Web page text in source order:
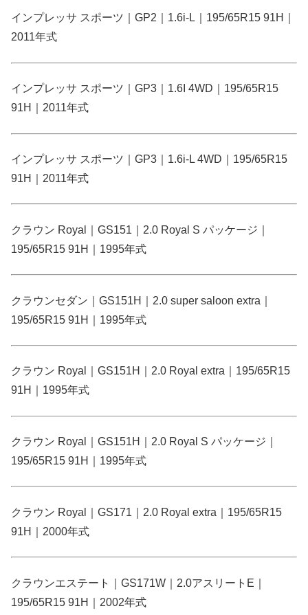
インプレッサ スポーツ｜GP2｜1.6i-L｜195/65R15 91H｜
2011年式
インプレッサ スポーツ｜GP3｜1.6I 4WD｜195/65R15
91H｜2011年式
インプレッサ スポーツ｜GP3｜1.6i-L 4WD｜195/65R15
91H｜2011年式
クラウン Royal｜GS151｜2.0 Royal S パッケージ｜
195/65R15 91H｜1995年式
クラウンセダン｜GS151H｜2.0 super saloon extra｜
195/65R15 91H｜1995年式
クラウン Royal｜GS151H｜2.0 Royal extra｜195/65R15
91H｜1995年式
クラウン Royal｜GS151H｜2.0 Royal S パッケージ｜
195/65R15 91H｜1995年式
クラウン Royal｜GS171｜2.0 Royal extra｜195/65R15
91H｜2000年式
クラウンエステート｜GS171W｜2.0アスリートE｜
195/65R15 91H｜2002年式